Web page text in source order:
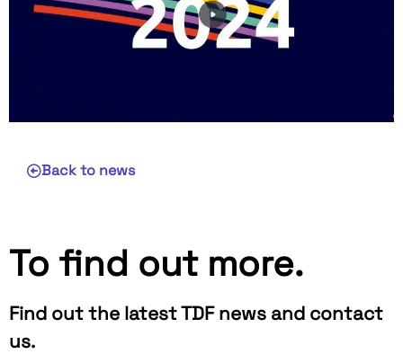
Back to news
To find out more.
Find out the latest TDF news and contact
us.